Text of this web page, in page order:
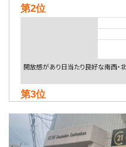
第2位
開放感があり日当たり良好な南西
第3位